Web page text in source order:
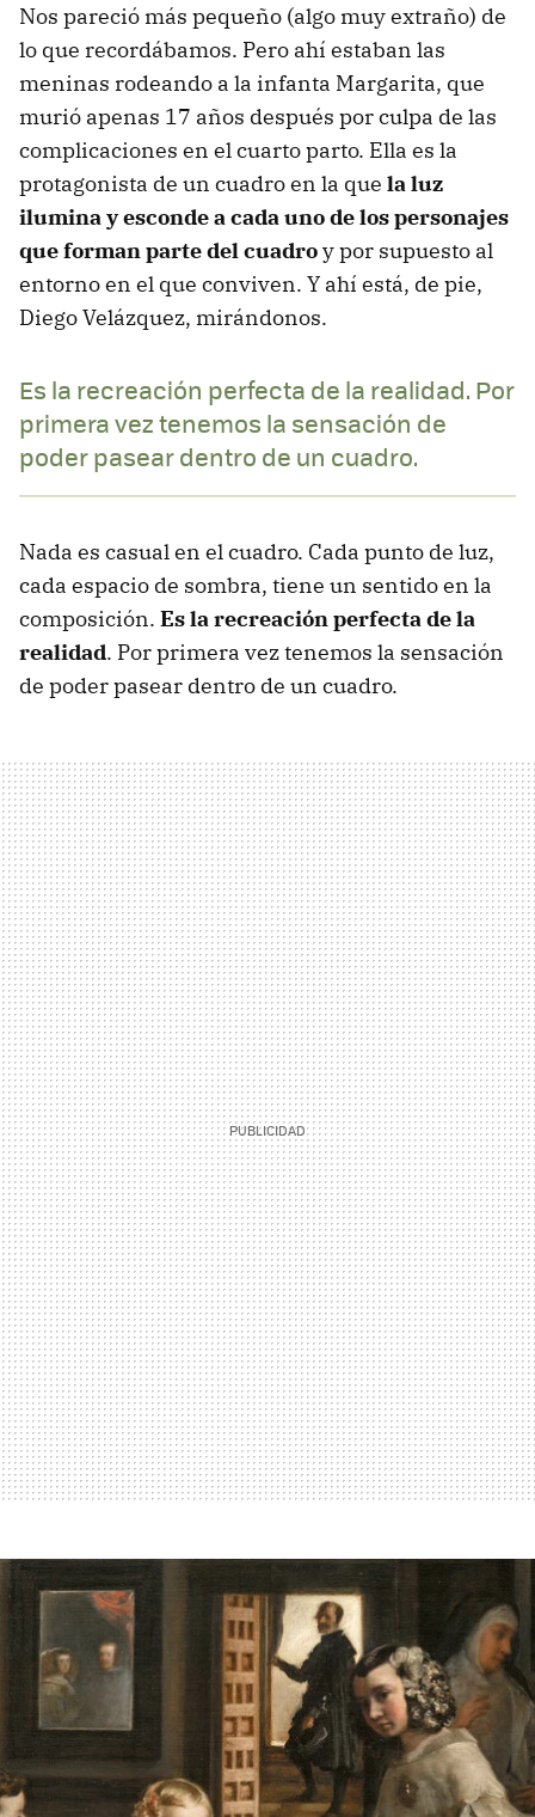
Nos pareció más pequeño (algo muy extraño) de
lo que recordábamos. Pero ahí estaban las
meninas rodeando a la infanta Margarita, que
murió apenas 17 años después por culpa de las
complicaciones en el cuarto parto. Ella es la
protagonista de un cuadro en la que la luz
ilumina y esconde a cada uno de los personajes
que forman parte del cuadroy por supuesto al
entorno en el que conviven. Y ahí está, de pie,
Diego Velázquez, mirándonos.
Es la recreación perfecta de la realidad. Por
primera vez tenemos la sensación de
poder pasear dentro de un cuadro.
Nada es casual en el cuadro. Cada punto de luz,
cada espacio de sombra, tiene un sentido en la
composición. Es la recreación perfecta de la
realidad. Por primera vez tenemos la sensación
de poder pasear dentro de un cuadro.